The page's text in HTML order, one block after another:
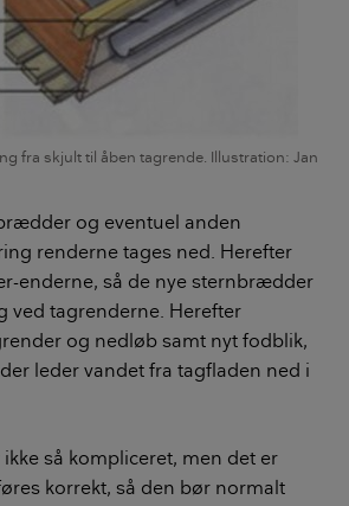
fra skjult til åben tagrende. Illustration: Jan
og eventuel anden
renderne tages ned. Herefter
enderne, så de nye sternbrædder
ved tagrenderne. Herefter
og nedløb samt nyt fodblik,
leder vandet fra tagfladen ned i
så kompliceret, men det er
korrekt, så den bør normalt